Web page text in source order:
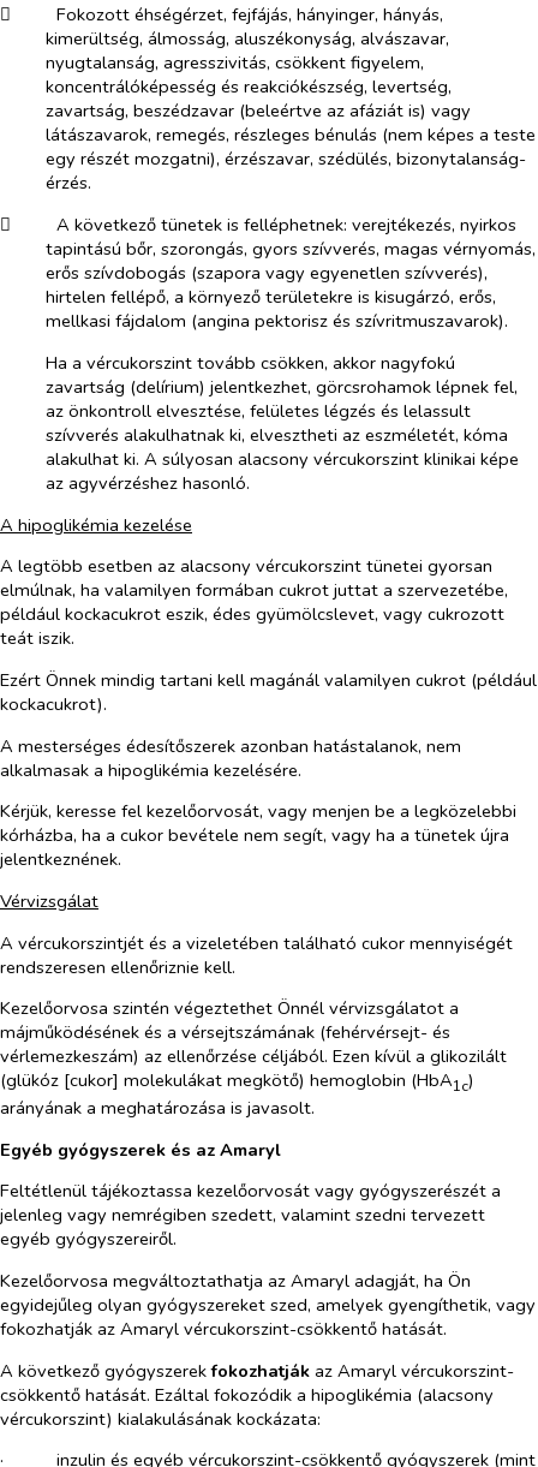
​
Fokozott éhségérzet, fejfájás, hányinger, hányás,
kimerültség, álmosság, aluszékonyság, alvászavar,
nyugtalanság, agresszivitás, csökkent figyelem,
koncentrálóképesség és reakciókészség, levertség,
zavartság, beszédzavar (beleértve az afáziát is) vagy
látászavarok, remegés, részleges bénulás (nem képes a teste
egy részét mozgatni), érzészavar, szédülés, bizonytalanság-
érzés.
​
A következő tünetek is felléphetnek: verejtékezés, nyirkos
tapintású bőr, szorongás, gyors szívverés, magas vérnyomás,
erős szívdobogás (szapora vagy egyenetlen szívverés),
hirtelen fellépő, a környező területekre is kisugárzó, erős,
mellkasi fájdalom (angina pektorisz és szívritmuszavarok).
Ha a vércukorszint tovább csökken, akkor nagyfokú
zavartság (delírium) jelentkezhet, görcsrohamok lépnek fel,
az önkontroll elvesztése, felületes légzés és lelassult
szívverés alakulhatnak ki, elvesztheti az eszméletét, kóma
alakulhat ki. A súlyosan alacsony vércukorszint klinikai képe
az agyvérzéshez hasonló.
A hipoglikémia kezelése
A legtöbb esetben az alacsony vércukorszint tünetei gyorsan
elmúlnak, ha valamilyen formában cukrot juttat a szervezetébe,
például kockacukrot eszik, édes gyümölcslevet, vagy cukrozott
teát iszik.
Ezért Önnek mindig tartani kell magánál valamilyen cukrot (például
kockacukrot).
A mesterséges édesítőszerek azonban hatástalanok, nem
alkalmasak a hipoglikémia kezelésére.
Kérjük, keresse fel kezelőorvosát, vagy menjen be a legközelebbi
kórházba, ha a cukor bevétele nem segít, vagy ha a tünetek újra
jelentkeznének.
Vérvizsgálat
A vércukorszintjét és a vizeletében található cukor mennyiségét
rendszeresen ellenőriznie kell.
Kezelőorvosa szintén végeztethet Önnél vérvizsgálatot a
májműködésének és a vérsejtszámának (fehérvérsejt- és
vérlemezkeszám) az ellenőrzése céljából. Ezen kívül a glikozilált
(glükóz [cukor] molekulákat megkötő) hemoglobin (HbA1c)
arányának a meghatározása is javasolt.
Egyéb gyógyszerek és az Amaryl
Feltétlenül tájékoztassa kezelőorvosát vagy gyógyszerészét a
jelenleg vagy nemrégiben szedett, valamint szedni tervezett
egyéb gyógyszereiről.
Kezelőorvosa megváltoztathatja az Amaryl adagját, ha Ön
egyidejűleg olyan gyógyszereket szed, amelyek gyengíthetik, vagy
fokozhatják az Amaryl vércukorszint-csökkentő hatását.
A következő gyógyszerekfokozhatják az Amaryl vércukorszint-
csökkentő hatását. Ezáltal fokozódik a hipoglikémia (alacsony
vércukorszint) kialakulásának kockázata:
·​
inzulin és egyéb vércukorszint-csökkentő gyógyszerek (mint